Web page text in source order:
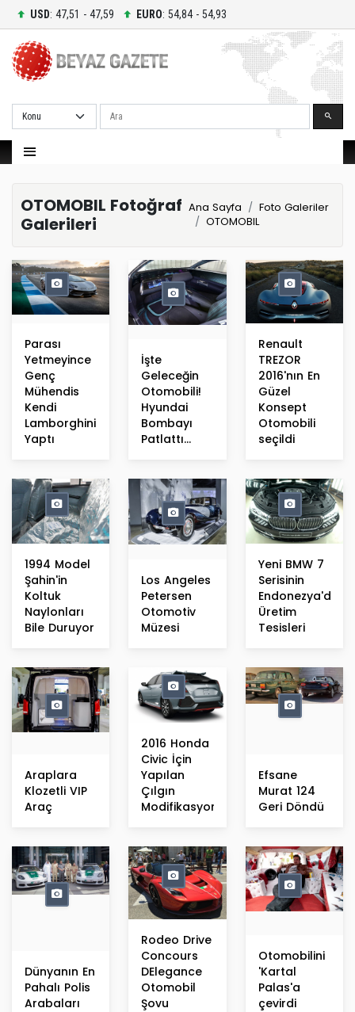
USD: 47,51 - 47,59 EURO: 54,84 - 54,93
Ara
OTOMOBIL Fotoğraf
Galerileri
Ana Sayfa
Foto Galeriler
OTOMOBIL
Parası
Yetmeyince
Genç
Mühendis
Kendi
Lamborghinisini
Yaptı
İşte
Geleceğin
Otomobili!
Hyundai
Bombayı
Patlattı...
Renault
TREZOR
2016'nın En
Güzel
Konsept
Otomobili
seçildi
1994 Model
Şahin'in
Koltuk
Naylonları
Bile Duruyor
Los Angeles
Petersen
Otomotiv
Müzesi
Yeni BMW 7
Serisinin
Endonezya'daki
Üretim
Tesisleri
Araplara
Klozetli VIP
Araç
2016 Honda
Civic İçin
Yapılan
Çılgın
Modifikasyonlar
Efsane
Murat 124
Geri Döndü
Dünyanın En
Pahalı Polis
Arabaları
Rodeo Drive
Concours
DElegance
Otomobil
Şovu
Otomobilini
'Kartal
Palas'a
çevirdi